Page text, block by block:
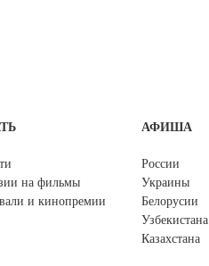
на фильмы
и кинопремии
АФИША
России
Украины
Белорусии
Узбекистана
Казахстана